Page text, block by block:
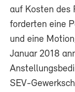
auf Kosten des
forderten eine
und eine
Januar 2018
SEV-